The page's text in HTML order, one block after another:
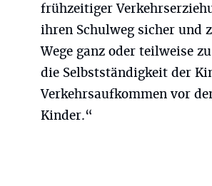
frühzeitiger
ihren Schulweg sicher und
Wege ganz oder teilweise
die Selbstständigkeit der
Verkehrsaufkommen vor
Kinder.“